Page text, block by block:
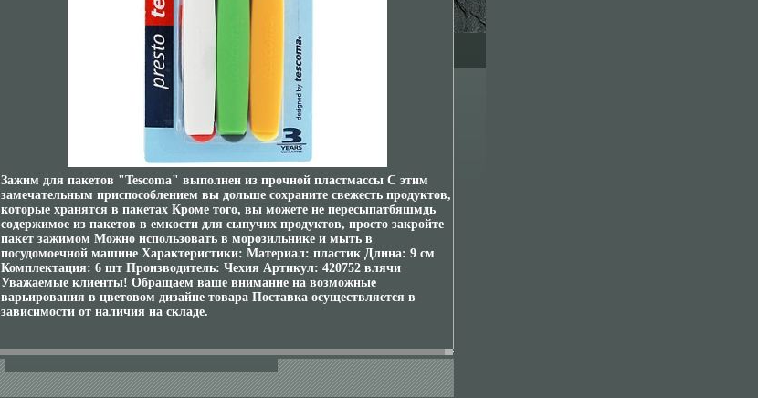
Зажим для пакетов "Tescoma" выполнен из прочной пластмассы С этим
замечательным приспособлением вы дольше сохраните свежесть продуктов,
которые хранятся в пакетах Кроме того, вы можете не пересыпатбяшмдь
содержимое из пакетов в емкости для сыпучих продуктов, просто закройте
пакет зажимом Можно использовать в морозильнике и мыть в
посудомоечной машине Характеристики: Материал: пластик Длина: 9 см
Комплектация: 6 шт Производитель: Чехия Артикул: 420752 влячи
Уважаемые клиенты! Обращаем ваше внимание на возможные
варьирования в цветовом дизайне товара Поставка осуществляется в
зависимости от наличия на складе.